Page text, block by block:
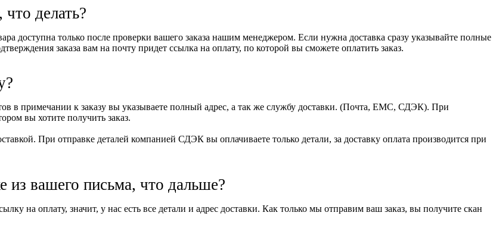
делать?
доступна только после проверки вашего заказа нашим менеджером. Если нужна доставка сразу указывайте полные
заказа вам на почту придет ссылка на оплату, по которой вы сможете оплатить заказ.
в примечании к заказу вы указываете полный адрес, а так же службу доставки. (Почта, ЕМС, СДЭК). При
вы хотите получить заказ.
При отправке деталей компанией СДЭК вы оплачиваете только детали, за доставку оплата производится при
из вашего письма, что дальше?
на оплату, значит, у нас есть все детали и адрес доставки. Как только мы отправим ваш заказ, вы получите скан